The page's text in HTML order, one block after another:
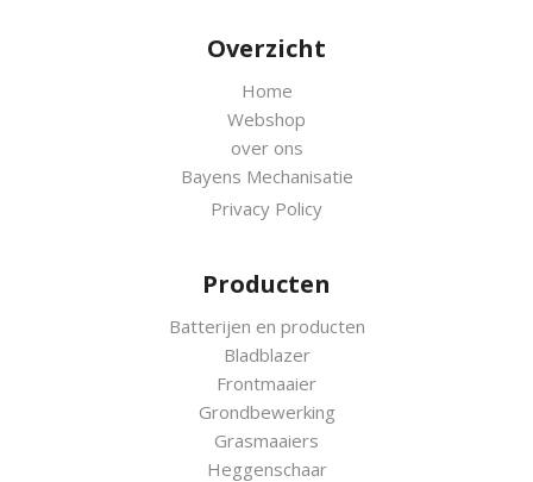
Overzicht
Home
Webshop
over ons
Bayens Mechanisatie
Privacy Policy
Producten
Batterijen en producten
Bladblazer
Frontmaaier
Grondbewerking
Grasmaaiers
Heggenschaar